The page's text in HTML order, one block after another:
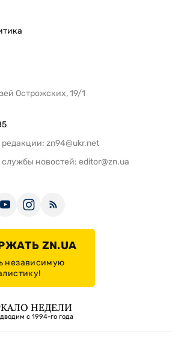
Острожских, 19/1
редакции: zn94@ukr.net
службы новостей: editor@zn.ua
ZN.UA
независимую
НЕДЕЛИ
с 1994-го года